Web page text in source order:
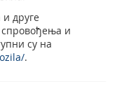
друге
и
су на
.